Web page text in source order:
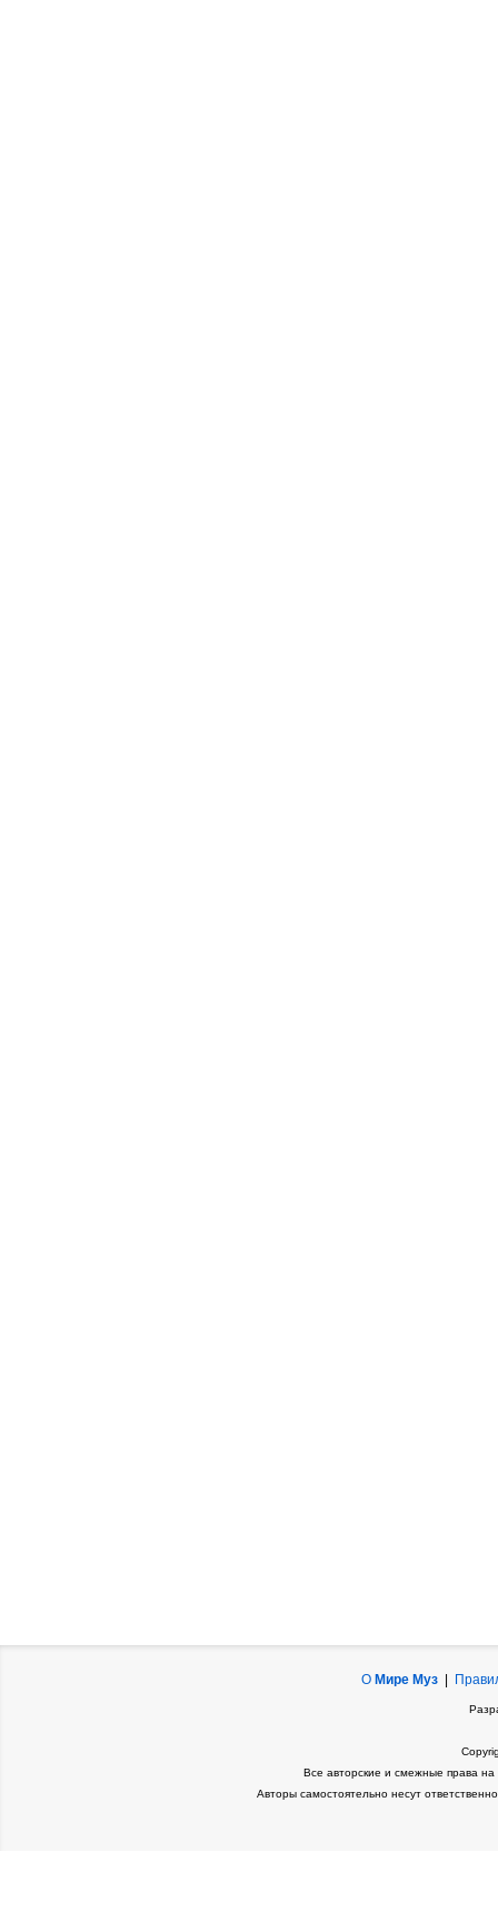
О Мире Муз|
Все авторские и смежные права
Авторы самостоятельно несут